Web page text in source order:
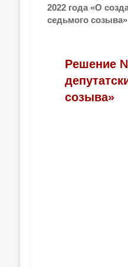
2022 года «О
седьмого созыва»
Решение
созыва»